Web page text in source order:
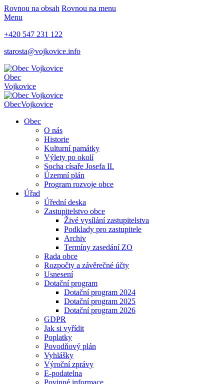
Rovnou na obsah Rovnou na menu
Menu
+420 547 231 122
starosta@vojkovice.info
Obec
Vojkovice
ObecVojkovice
Obec
O nás
Historie
Kulturní památky
Výlety po okolí
Socha císaře Josefa II.
Územní plán
Program rozvoje obce
Úřad
Úřední deska
Zastupitelstvo obce
Živé vysílání zastupitelstva
Podklady pro zastupitele
Archiv
Termíny zasedání ZO
Rada obce
Rozpočty a závěrečné účty
Usnesení
Dotační program
Dotační program 2024
Dotační program 2025
Dotační program 2026
GDPR
Jak si vyřídit
Poplatky
Povodňový plán
Vyhlášky
Výroční zprávy
E-podatelna
Povinné informace